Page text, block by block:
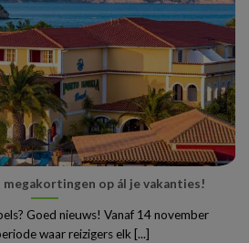
megakortingen op ál je vakanties!
Goed nieuws! Vanaf 14 november
waar reizigers elk [...]